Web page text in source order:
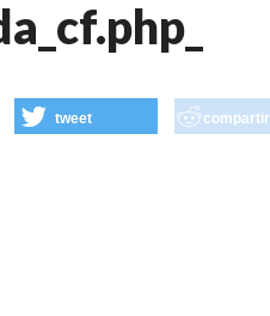
tweet compartir